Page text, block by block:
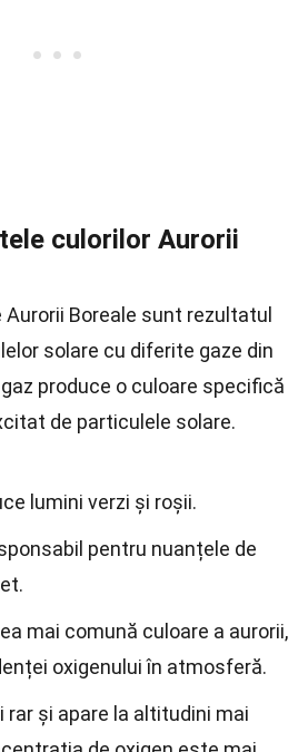
culorilor Aurorii
Boreale sunt rezultatul
solare cu diferite gaze din
produce o culoare specifică
de particulele solare.
lumini verzi și roșii.
pentru nuanțele de
mai comună culoare a aurorii,
oxigenului în atmosferă.
rar și apare la altitudini mai